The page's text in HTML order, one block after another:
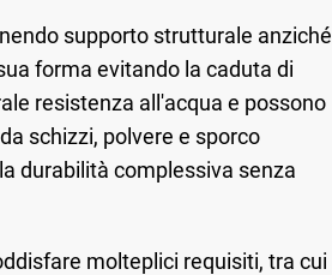
supporto strutturale anziché
forma evitando la caduta di
resistenza all'acqua e possono
schizzi, polvere e sporco
durabilità complessiva senza
molteplici requisiti, tra cui